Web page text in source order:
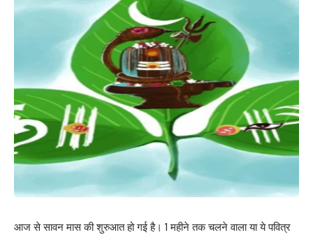
आज से सावन मास की शुरुआत हो गई है। 1 महीने तक चलने वाला या ये पवित्र